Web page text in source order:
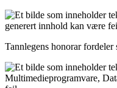
Tannlegens honorar fordeler